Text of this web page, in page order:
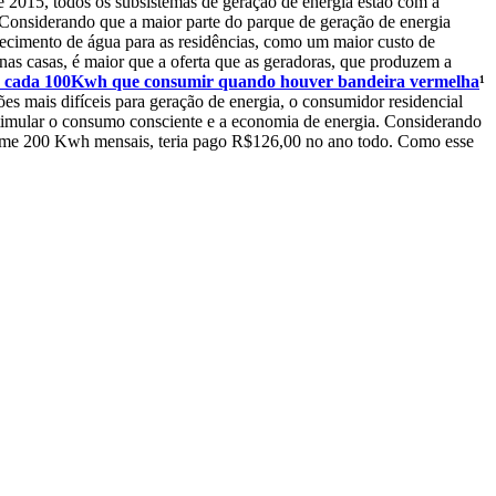
que a maior parte do parque de geração de energia
de água para as residências, como um maior custo de
casas, é maior que a oferta que as geradoras, que produzem a
100Kwh que consumir quando houver bandeira vermelha¹
mais difíceis para geração de energia, o consumidor residencial
o consumo consciente e a economia de energia. Considerando
200 Kwh mensais, teria pago R$126,00 no ano todo. Como esse